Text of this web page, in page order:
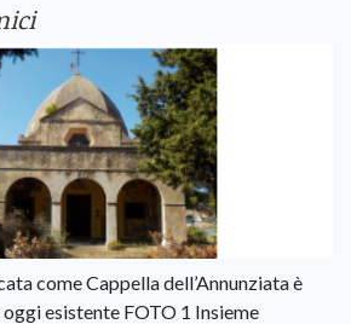
come Cappella dell’Annunziata è
esistente FOTO 1 Insieme